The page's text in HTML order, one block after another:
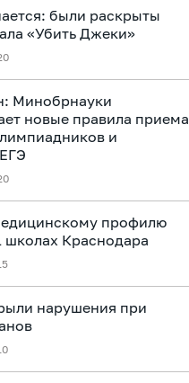
были раскрыты
«Убить Джеки»
Минобрнауки
новые правила приема
и
профилю
школах Краснодара
нарушения при